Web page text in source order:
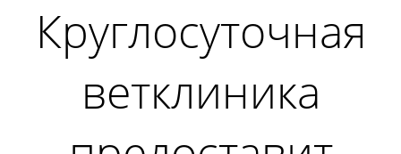
Круглосуточная
ветклиника